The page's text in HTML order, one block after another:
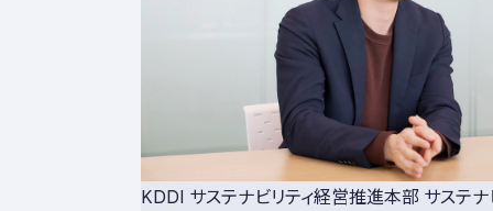
KDDI サステナビリティ経営推進本部 サステ